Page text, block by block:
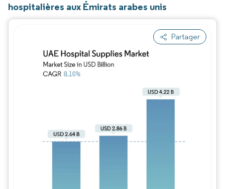
hospitalières aux Émirats arabes unis
Partager